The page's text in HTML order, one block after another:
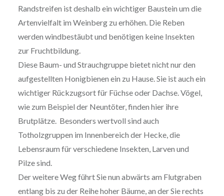
Randstreifen ist deshalb ein wichtiger Baustein um die
Artenvielfalt im Weinberg zu erhöhen. Die Reben
werden windbestäubt und benötigen keine Insekten
zur Fruchtbildung.
Diese Baum- und Strauchgruppe bietet nicht nur den
aufgestellten Honigbienen ein zu Hause. Sie ist auch ein
wichtiger Rückzugsort für Füchse oder Dachse. Vögel,
wie zum Beispiel der Neuntöter, finden hier ihre
Brutplätze. Besonders wertvoll sind auch
Totholzgruppen im Innenbereich der Hecke, die
Lebensraum für verschiedene Insekten, Larven und
Pilze sind.
Der weitere Weg führt Sie nun abwärts am Flutgraben
entlang bis zu der Reihe hoher Bäume, an der Sie rechts